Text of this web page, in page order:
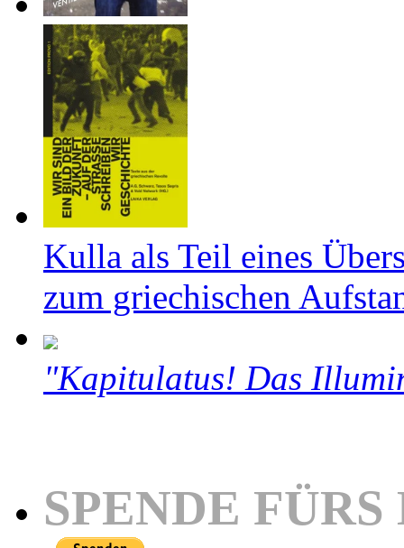
Kulla als Teil eines
zum griechischen
"Kapitulatus! Das
SPENDE